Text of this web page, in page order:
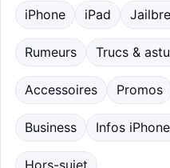
iPhone iPad
Rumeurs Trucs &
Accessoires Promos
Business Infos